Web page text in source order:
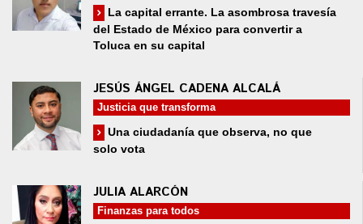
La capital errante. La asombrosa travesía
del Estado de México para convertir a
Toluca en su capital
JESÚS ÁNGEL CADENA ALCALÁ
Justicia que transforma
Una ciudadanía que observa, no que
solo vota
JULIA ALARCÓN
Finanzas para todos